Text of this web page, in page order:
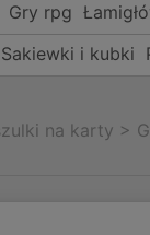
Gry rpg
Sakiewki i kubki
na karty >